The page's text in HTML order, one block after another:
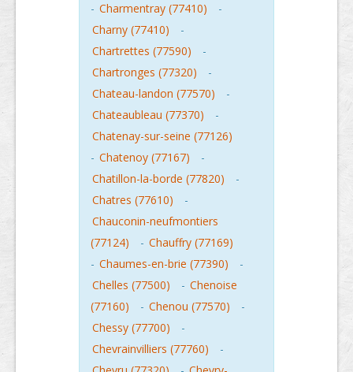
- Charmentray (77410)
-
Charny (77410)
-
Chartrettes (77590)
-
Chartronges (77320)
-
Chateau-landon (77570)
-
Chateaubleau (77370)
-
Chatenay-sur-seine (77126)
- Chatenoy (77167)
-
Chatillon-la-borde (77820)
-
Chatres (77610)
-
Chauconin-neufmontiers
(77124)
- Chauffry (77169)
- Chaumes-en-brie (77390)
-
Chelles (77500)
- Chenoise
(77160)
- Chenou (77570)
-
Chessy (77700)
-
Chevrainvilliers (77760)
-